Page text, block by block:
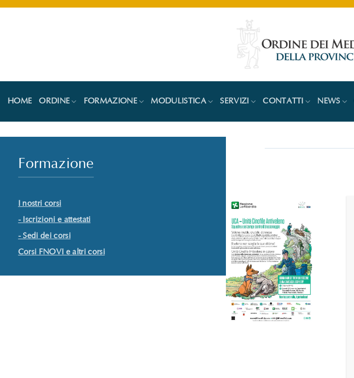
Salta
HOME ORDINE FORMAZIONE MODULISTICA SERVIZI CONTATTI NEWS
Formazione
I nostri corsi
- Iscrizioni e attestati
- Sedi dei corsi
Corsi FNOVI e altri corsi